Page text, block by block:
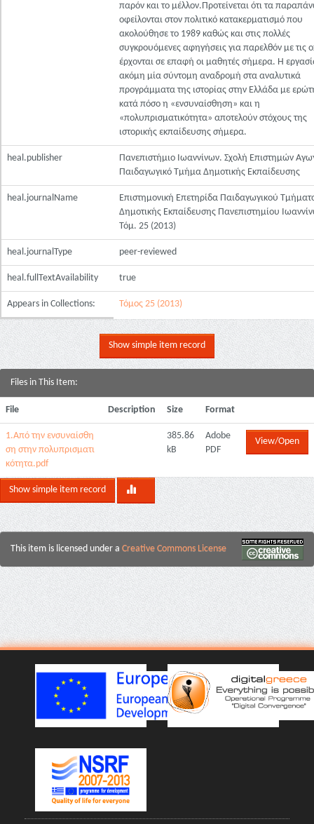
παρόν και το μέλλον.Προτείνεται ότι τα
οφείλονται στον πολιτικό κατακερματισμό που
ακολούθησε το 1989 καθώς και στις πολλές
συγκρουόμενες αφηγήσεις για παρελθόν με τις
έρχονται σε επαφή οι μαθητές σήμερα. Η
ακόμη μία σύντομη αναδρομή στα αναλυτικά
προγράμματα της ιστορίας στην Ελλάδα με
κατά πόσο η «ενσυναίσθηση» και η
«πολυπρισματικότητα» αποτελούν στόχους της
ιστορικής εκπαίδευσης σήμερα.
heal.publisher
Πανεπιστήμιο Ιωαννίνων. Σχολή Επιστημών
Παιδαγωγικό Τμήμα Δημοτικής Εκπαίδευσης
heal.journalName
Επιστημονική Επετηρίδα Παιδαγωγικού
Δημοτικής Εκπαίδευσης Πανεπιστημίου
Τόμ. 25 (2013)
heal.journalType peer-reviewed
heal.fullTextAvailability true
Appears in Collections: Τόμος 25 (2013)
Show simple item record
Files in This Item:
File Description Size Format
1.Από την ενσυναίσθη
ση στην πολυπρισματι
κότητα.pdf
385.86
kB
Adobe
PDF
View/Open
Show simple item record
This item is licensed under a Creative Commons License